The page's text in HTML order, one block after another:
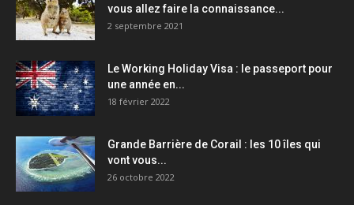
vous allez faire la connaissance...
2 septembre 2021
Le Working Holiday Visa : le passeport pour
une année en...
18 février 2022
Grande Barrière de Corail : les 10 îles qui
vont vous...
26 octobre 2022